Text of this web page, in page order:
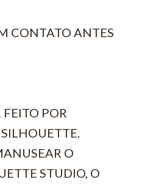
CONTATO ANTES
FEITO POR
O
STUDIO, O